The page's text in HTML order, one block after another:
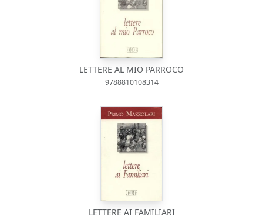
LETTERE AL MIO PARROCO
9788810108314
LETTERE AI FAMILIARI